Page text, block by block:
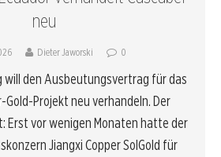
neu
Dieter Jaworski 0
will den Ausbeutungsvertrag für das
Projekt neu verhandeln. Der
Erst vor wenigen Monaten hatte der
Jiangxi Copper SolGold für